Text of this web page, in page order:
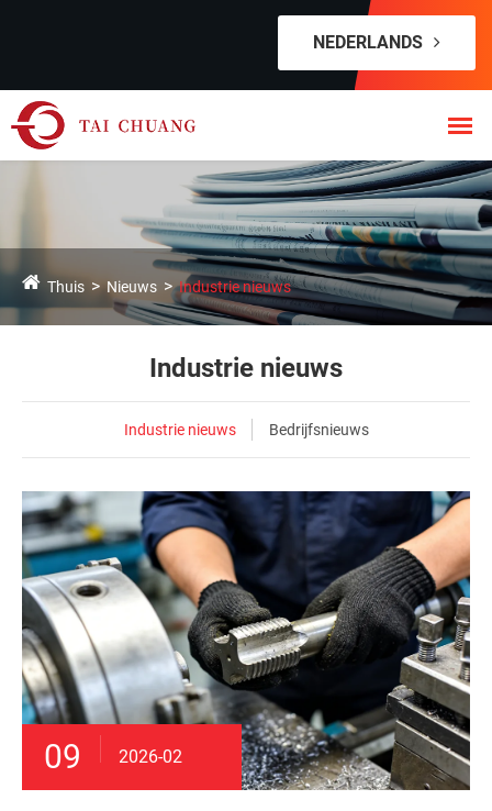
NEDERLANDS
Thuis Nieuws Industrie nieuws
Industrie nieuws
Industrie nieuws Bedrijfsnieuws
09 2026-02